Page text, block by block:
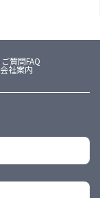
質問FAQ
会社案内